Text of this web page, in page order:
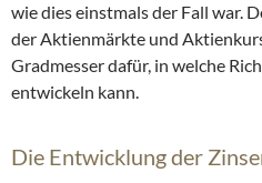
wie dies einstmals der Fall war.
der Aktienmärkte und
Gradmesser dafür, in welche
entwickeln kann.
Die Entwicklung der